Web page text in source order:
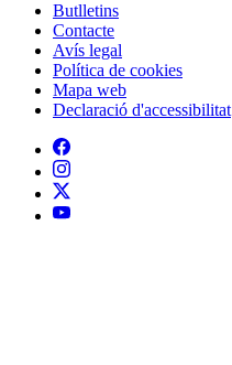
Peu
Butlletins
Contacte
Avís legal
Política de cookies
Mapa web
Declaració d'accessibilitat